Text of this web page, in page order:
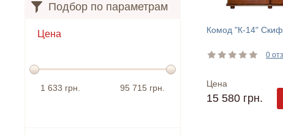
Подбор по параметрам
Цена
1 633 грн. 95 715 грн.
Комод "К-14" Скиф
0
Цена
15 580 грн.